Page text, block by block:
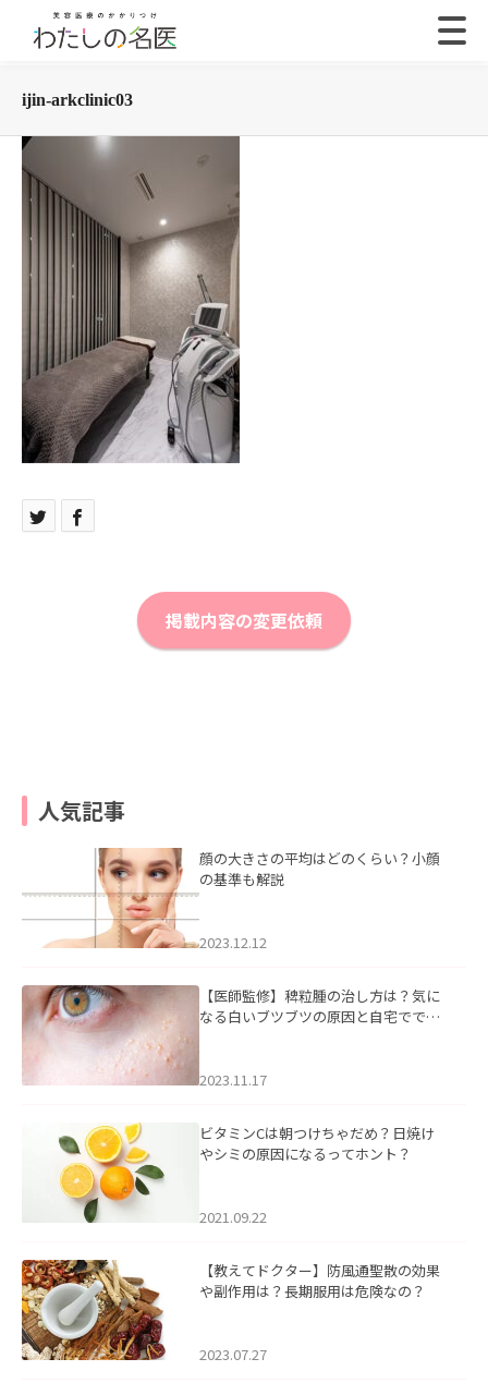
ijin-arkclinic03
掲載内容の変更依頼
人気記事
顔の大きさの平均はどのくらい？小顔
の基準も解説
2023.12.12
【医師監修】稗粒腫の治し方は？気に
なる白いブツブツの原因と自宅ででき
2023.11.17
ビタミンCは朝つけちゃだめ？日焼け
やシミの原因になるってホント？
2021.09.22
【教えてドクター】防風通聖散の効果
や副作用は？長期服用は危険なの？
2023.07.27